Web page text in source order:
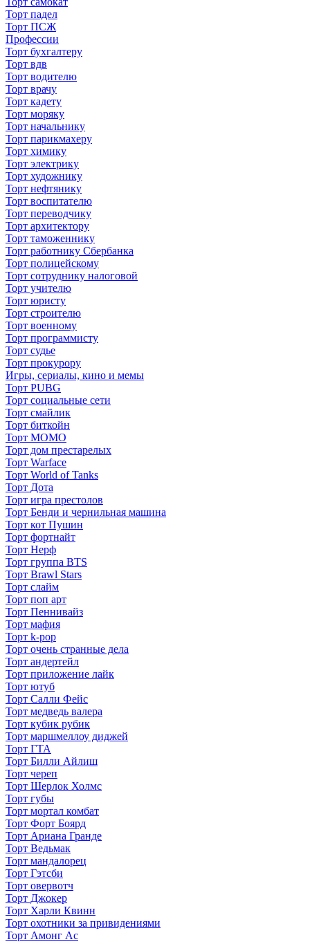
Торт падел
Торт ПСЖ
Профессии
Торт бухгалтеру
Торт вдв
Торт водителю
Торт врачу
Торт кадету
Торт моряку
Торт начальнику
Торт парикмахеру
Торт химику
Торт электрику
Торт художнику
Торт нефтянику
Торт воспитателю
Торт переводчику
Торт архитектору
Торт таможеннику
Торт работнику Сбербанка
Торт полицейскому
Торт сотруднику налоговой
Торт учителю
Торт юристу
Торт строителю
Торт военному
Торт программисту
Торт судье
Торт прокурору
Игры, сериалы, кино и мемы
Торт PUBG
Торт социальные сети
Торт смайлик
Торт биткойн
Торт МОМО
Торт дом престарелых
Торт Warface
Торт World of Tanks
Торт Дота
Торт игра престолов
Торт Бенди и чернильная машина
Торт кот Пушин
Торт фортнайт
Торт Нерф
Торт группа BTS
Торт Brawl Stars
Торт слайм
Торт поп арт
Торт Пеннивайз
Торт мафия
Торт k-pop
Торт очень странные дела
Торт андертейл
Торт приложение лайк
Торт ютуб
Торт Салли Фейс
Торт медведь валера
Торт кубик рубик
Торт маршмеллоу диджей
Торт ГТА
Торт Билли Айлиш
Торт череп
Торт Шерлок Холмс
Торт губы
Торт мортал комбат
Торт Форт Боярд
Торт Ариана Гранде
Торт Ведьмак
Торт мандалорец
Торт Гэтсби
Торт овервотч
Торт Джокер
Торт Харли Квинн
Торт охотники за привидениями
Торт Амонг Ас